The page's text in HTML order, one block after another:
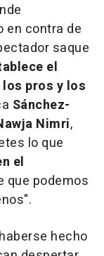
en contra de
saque
el
pros y los
Sánchez-
Nimri,
lo que
el
que podemos
hecho